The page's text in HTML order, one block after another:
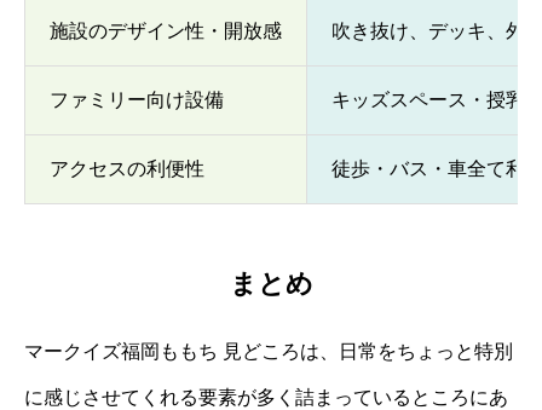
施設のデザイン性・開放感 吹き抜け、デッキ、外
ファミリー向け設備 キッズスペース・授乳
アクセスの利便性 徒歩・バス・車全て利
まとめ
マークイズ福岡ももち 見どころは、日常をちょっと特別
に感じさせてくれる要素が多く詰まっているところにあ